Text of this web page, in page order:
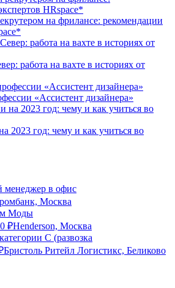
на фрилансе: рекомендации
работа на вахте в историях от
«Ассистент дизайнера»
2023 год: чему и как учиться во
менеджер в офис
Москва
Моды
₽Henderson, Москва
C (развозка
Бристоль Ритейл Логистикс, Беликово